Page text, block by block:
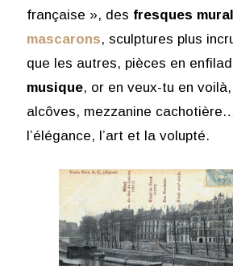
française », des fresques
mascarons, sculptures plus
que les autres, pièces en
musique, or en veux-tu en
alcôves, mezzanine
l’élégance, l’art et la volupté.